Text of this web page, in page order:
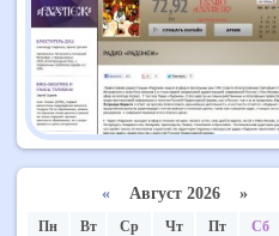
« Август 2026 »
Пн Вт Ср Чт Пт Сб